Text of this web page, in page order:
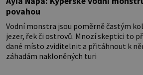
povahou
Vodní monstra jsou poměrně častým
jezer, řek či ostrovů. Mnozí skeptici to
dané místo zviditelnit a přitáhnout k
záhadám nakloněných turi